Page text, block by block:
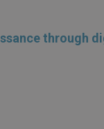
through